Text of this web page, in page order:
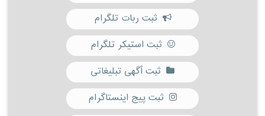
ثبت ربات تلگرام
ثبت استیکر تلگرام
ثبت آگهی تبلیغاتی
ثبت پیج اینستاگرام